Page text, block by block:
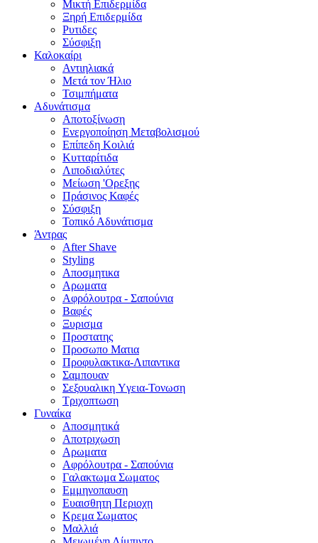
Μικτή Επιδερμίδα
Ξηρή Επιδερμίδα
Ρυτιδες
Σύσφιξη
Καλοκαίρι
Αντιηλιακά
Μετά τον Ήλιο
Τσιμπήματα
Αδυνάτισμα
Αποτοξίνωση
Ενεργοποίηση Μεταβολισμού
Επίπεδη Κοιλιά
Κυτταρίτιδα
Λιποδιαλύτες
Μείωση 'Ορεξης
Πράσινος Καφές
Σύσφιξη
Τοπικό Αδυνάτισμα
Άντρας
After Shave
Styling
Αποσμητικα
Αρωματα
Αφρόλουτρα - Σαπούνια
Βαφές
Ξυρισμα
Προστατης
Προσωπο Ματια
Προφυλακτικα-Λιπαντικα
Σαμπουαν
Σεξουαλικη Yγεια-Τονωση
Τριχοπτωση
Γυναίκα
Αποσμητικά
Αποτριχωση
Αρωματα
Αφρόλουτρα - Σαπούνια
Γαλακτωμα Σωματος
Εμμηνοπαυση
Ευαισθητη Περιοχη
Κρεμα Σωματος
Μαλλιά